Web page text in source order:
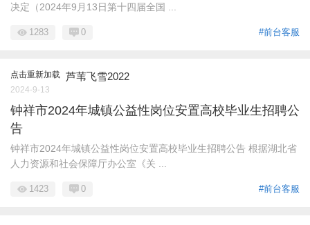
决定（2024年9月13日第十四届全国 ...
#前台客服
1283 0
点击重新加载 芦苇飞雪2022
2024-9-13
钟祥市2024年城镇公益性岗位安置高校毕业生招聘公
告
钟祥市2024年城镇公益性岗位安置高校毕业生招聘公告 根据湖北省
人力资源和社会保障厅办公室《关 ...
#前台客服
1423 0